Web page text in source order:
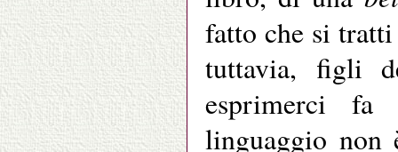
fatto che si
tuttavia, figli
esprimerci
linguaggio non